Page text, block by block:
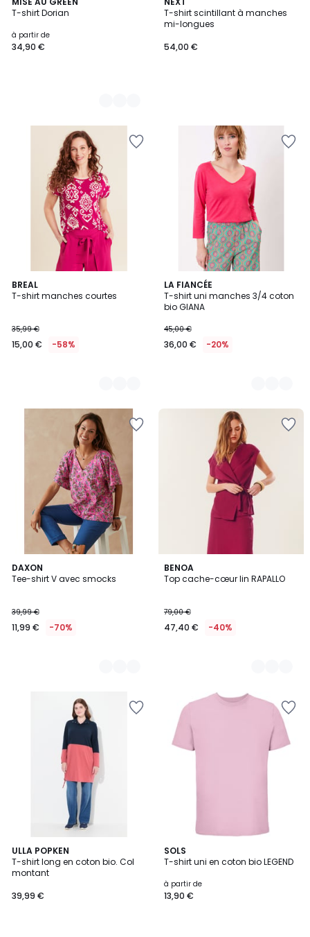
T-shirt Dorian
à partir de
34,90 €
7
Couleurs
T-shirt scintillant à manches
mi-longues
54,00 €
BREAL
T-shirt manches courtes
35,99 €
15,00 € -58%
2
Couleurs
LA FIANCÉE
T-shirt uni manches 3/4 coton
bio GIANA
45,00 €
36,00 € -20%
3
Couleurs
DAXON
Tee-shirt V avec smocks
39,99 €
11,99 € -70%
2
Couleurs
BENOA
Top cache-cœur lin RAPALLO
79,00 €
47,40 € -40%
3
Couleurs
ULLA POPKEN
T-shirt long en coton bio. Col
montant
39,99 €
2
Couleurs
SOLS
T-shirt uni en coton bio LEGEND
à partir de
13,90 €
4
/
27
Couleurs